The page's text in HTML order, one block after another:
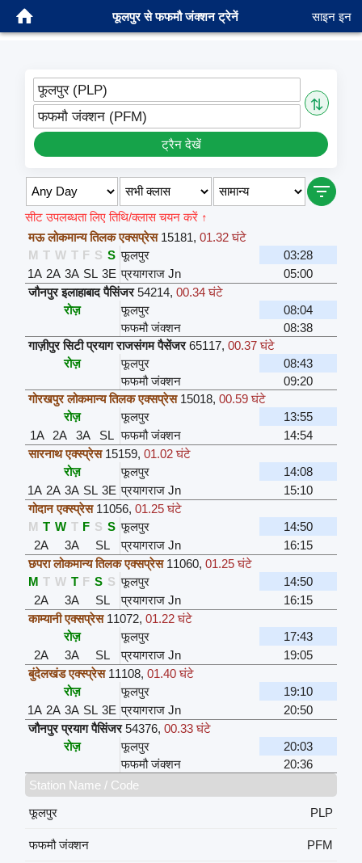
फूलपुर से फफमौ जंक्शन ट्रेनें साइन इन
फूलपुर (PLP)
⇅
फफमौ जंक्शन (PFM)
ट्रैन देखें
सीट उपलब्धता लिए तिथि/क्लास चयन करें ↑
मऊ लोकमान्य तिलक एक्सप्रेस 15181, 01.32 घंटे
M T W T F S S फूलपुर
03:28
1A 2A 3A SL 3E प्रयागराज Jn
05:00
जौनपुर इलाहाबाद पैसिंजर 54214, 00.34 घंटे
रोज़
फूलपुर
08:04
फफमौ जंक्शन
08:38
गाज़ीपुर सिटी प्रयाग राजसंगम पैसेंजर 65117, 00.37 घंटे
रोज़
फूलपुर
08:43
फफमौ जंक्शन
09:20
गोरखपुर लोकमान्य तिलक एक्सप्रेस 15018, 00.59 घंटे
रोज़
फूलपुर
13:55
1A
2A 3A SL फफमौ जंक्शन
14:54
सारनाथ एक्स्प्रेस 15159, 01.02 घंटे
रोज़
फूलपुर
14:08
1A 2A 3A SL 3E प्रयागराज Jn
15:10
गोदान एक्स्प्रेस 11056, 01.25 घंटे
M T W T F S S फूलपुर
14:50
2A
3A SL प्रयागराज Jn
16:15
छपरा लोकमान्य तिलक एक्सप्रेस 11060, 01.25 घंटे
M T W T F S S फूलपुर
14:50
2A
3A SL प्रयागराज Jn
16:15
काम्यानी एक्सप्रेस 11072, 01.22 घंटे
रोज़
फूलपुर
17:43
2A
3A SL प्रयागराज Jn
19:05
बुंदेलखंड एक्स्प्रेस 11108, 01.40 घंटे
रोज़
फूलपुर
19:10
1A 2A 3A SL 3E प्रयागराज Jn
20:50
जौनपुर प्रयाग पैसिंजर 54376, 00.33 घंटे
रोज़
फूलपुर
20:03
फफमौ जंक्शन
20:36
Station Name / Code
फूलपुर
PLP
फफमौ जंक्शन PFM